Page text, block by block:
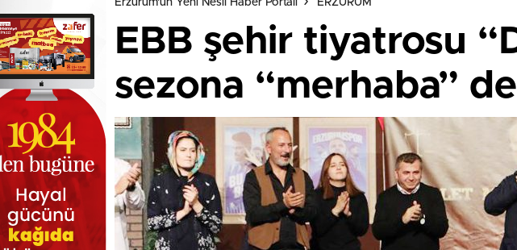
Erzurum'un Yeni Nesil Haber Portalı ERZURUM
EBB şehir tiyatrosu
sezona “merhaba”